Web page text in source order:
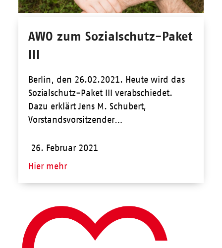
AWO zum Sozialschutz-Paket
III
Berlin, den 26.02.2021. Heute wird das
Sozialschutz-Paket III verabschiedet.
Dazu erklärt Jens M. Schubert,
Vorstandsvorsitzender…
26. Februar 2021
Hier mehr